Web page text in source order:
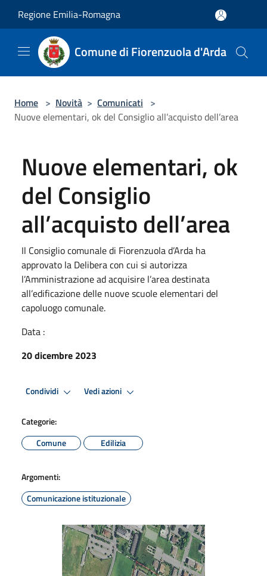
Regione Emilia-Romagna
Comune di Fiorenzuola d'Arda
Home > Novità > Comunicati >
Nuove elementari, ok del Consiglio all’acquisto dell’area
Nuove elementari, ok
del Consiglio
all’acquisto dell’area
Il Consiglio comunale di Fiorenzuola d’Arda ha
approvato la Delibera con cui si autorizza
l’Amministrazione ad acquisire l’area destinata
all’edificazione delle nuove scuole elementari del
capoluogo comunale.
Data :
20 dicembre 2023
Condividi Vedi azioni
Categorie:
Comune
Edilizia
Argomenti:
Comunicazione istituzionale